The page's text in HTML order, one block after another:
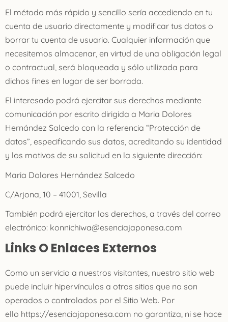
El método más rápido y sencillo sería accediendo en tu
cuenta de usuario directamente y modificar tus datos o
borrar tu cuenta de usuario. Cualquier información que
necesitemos almacenar, en virtud de una obligación legal
o contractual, será bloqueada y sólo utilizada para
dichos fines en lugar de ser borrada.
El interesado podrá ejercitar sus derechos mediante
comunicación por escrito dirigida a Maria Dolores
Hernández Salcedo con la referencia “Protección de
datos”, especificando sus datos, acreditando su identidad
y los motivos de su solicitud en la siguiente dirección:
Maria Dolores Hernández Salcedo
C/Arjona, 10 – 41001, Sevilla
También podrá ejercitar los derechos, a través del correo
electrónico: konnichiwa@esenciajaponesa.com
Links O Enlaces Externos
Como un servicio a nuestros visitantes, nuestro sitio web
puede incluir hipervínculos a otros sitios que no son
operados o controlados por el Sitio Web. Por
ello https://esenciajaponesa.com no garantiza, ni se hace